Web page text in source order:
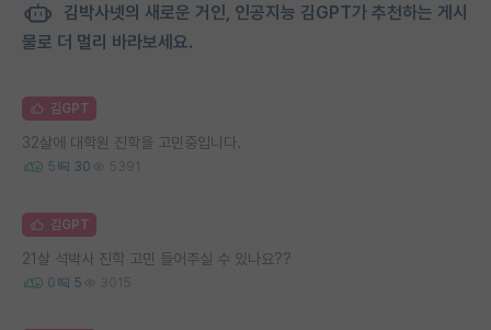
김박사넷의 새로운 거인, 인공지능 김GPT가 추천하는 게시
물로 더 멀리 바라보세요.
김GPT
32살에 대학원 진학을 고민중입니다.
5 30 5391
김GPT
21살 석박사 진학 고민 들어주실 수 있나요??
0 5 3015